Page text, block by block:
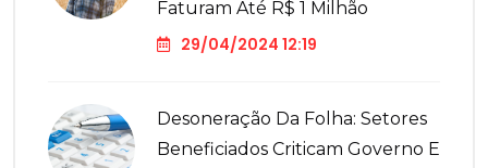
Faturam Até R$ 1 Milhão
29/04/2024 12:19
Desoneração Da Folha: Setores
Beneficiados Criticam Governo E